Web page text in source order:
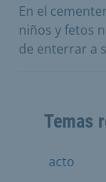
En el
niños y fetos
de enterrar a
Temas
acto